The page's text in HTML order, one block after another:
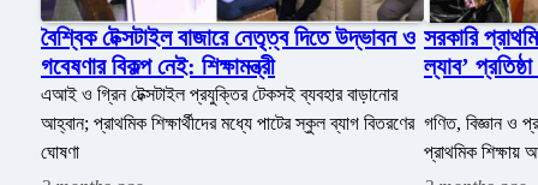
বৈশ্বিক টেক্সটাইল বাজারে নেতৃত্ব দিতে উদ্ভাবন ও
গবেষণার বিকল্প নেই: শিক্ষামন্ত্রী
এআই ও গ্রিন টেক্সটাইল প্রযুক্তির টেকসই ব্যবহার বাড়ানোর
আহ্বান; প্রাথমিক শিক্ষার্থীদের মধ্যে পাটের স্কুল ব্যাগ বিতরণের
ঘোষণা
সরকারি
ল্যাব’
গণিত, বিজ্ঞান ও
প্রাথমিক শিক্ষায়